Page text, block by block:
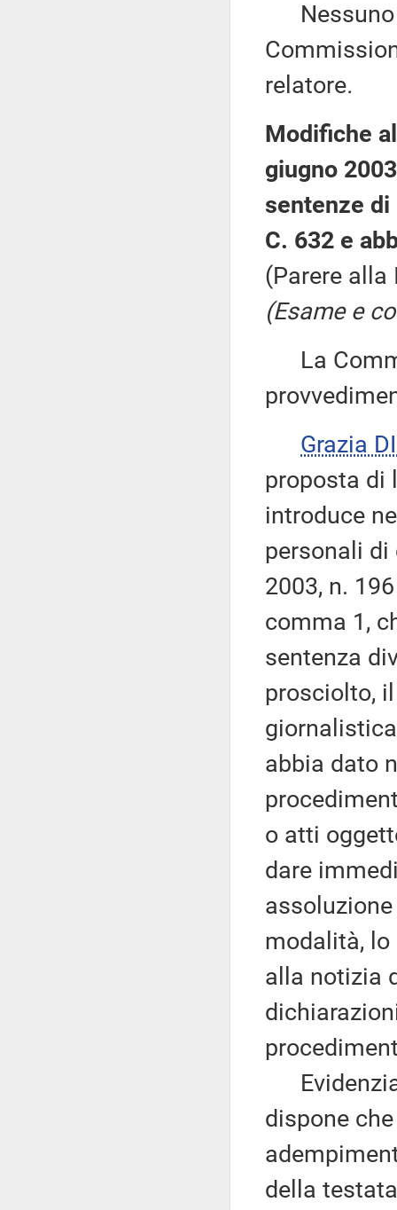
Nessuno
relatore.
Modifiche
giugno
sentenze
C. 632 e
(Parere alla
(Esame e
La
Grazia
proposta di
introduce
personali
2003, n.
comma 1,
sentenza
prosciolto,
abbia dato
o atti
dare
modalità, lo
alla notizia
dispone
della